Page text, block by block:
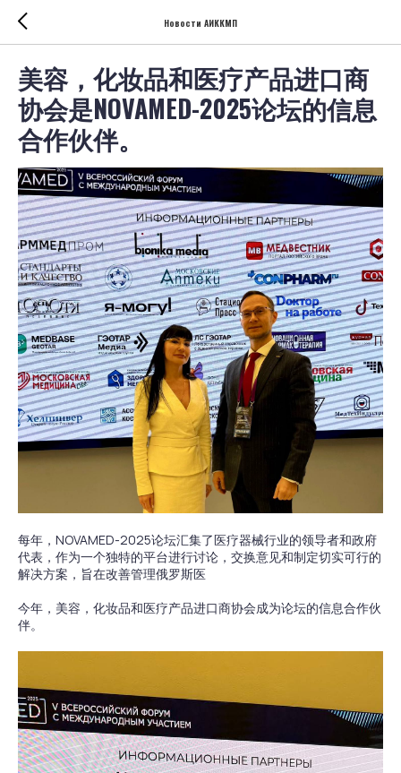
Новости АИККМП
美容，化妆品和医疗产品进口商
协会是NOVAMED-2025论坛的信息
合作伙伴。
每年，NOVAMED-2025论坛汇集了医疗器械行业的领导者和政府
代表，作为一个独特的平台进行讨论，交换意见和制定切实可行的
解决方案，旨在改善管理俄罗斯医
今年，美容，化妆品和医疗产品进口商协会成为论坛的信息合作伙
伴。